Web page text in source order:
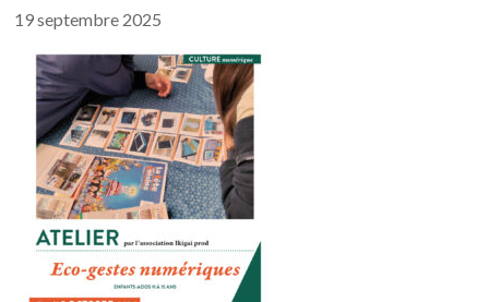
19 septembre 2025